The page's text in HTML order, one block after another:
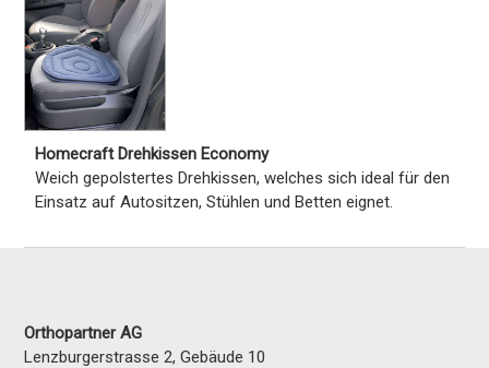
Homecraft Drehkissen Economy
Weich gepolstertes Drehkissen, welches sich ideal für den
Einsatz auf Autositzen, Stühlen und Betten eignet.
Orthopartner AG
Lenzburgerstrasse 2, Gebäude 10